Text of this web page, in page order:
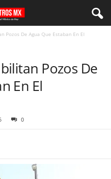
Pozos De Agua Que Estaban En El
Pozos De
En El
0